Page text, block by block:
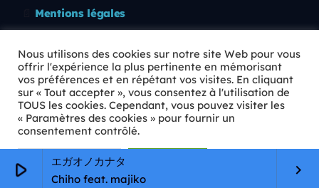
play_arrow
エガオノカナタ
Chiho feat. majiko
keyboard_arrow_right
Mentions légales
🛡️ RGPD
Copyright © 2026 Animkids. Tous droits réservés.
Nous utilisons des cookies sur notre site Web pour vous
offrir l'expérience la plus pertinente en mémorisant
vos préférences et en répétant vos visites. En cliquant
sur « Tout accepter », vous consentez à l'utilisation de
TOUS les cookies. Cependant, vous pouvez visiter les
« Paramètres des cookies » pour fournir un
consentement contrôlé.
Paramètres Cookie